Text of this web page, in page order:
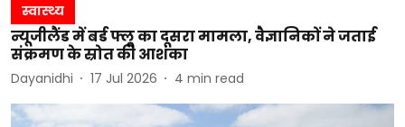
स्वास्थ्य
न्यूजीलैंड में बर्ड फ्लू का दूसरा मामला, वैज्ञानिकों ने जताई
संक्रमण के स्रोत की आशंका
Dayanidhi 17 Jul 2026 4 min read